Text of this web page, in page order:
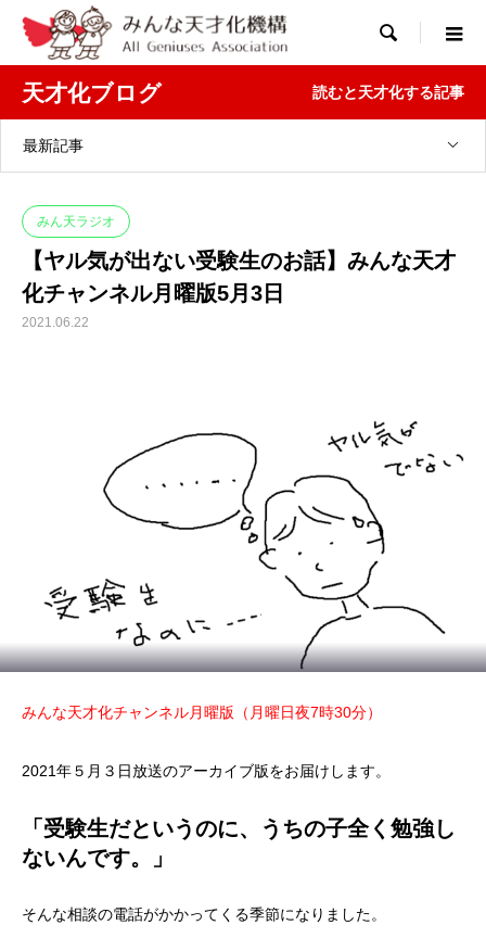

天才化ブログ 読むと天才化する記事
最新記事
みん天ラジオ
【ヤル気が出ない受験生のお話】みんな天才
化チャンネル月曜版5月3日
2021.06.22
みんな天才化チャンネル月曜版（月曜日夜7時30分）
2021年５月３日放送のアーカイブ版をお届けします。
「受験生だというのに、うちの子全く勉強し
ないんです。」
そんな相談の電話がかかってくる季節になりました。